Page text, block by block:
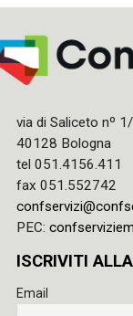
via di Saliceto nº
40128 Bologna
tel 051.4156.411
fax 051.552742
PEC:
ISCRIVITI
Email